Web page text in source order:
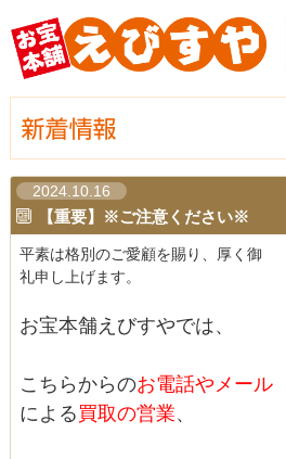
2024.10.16
【重要】※ご注意ください※
平素は格別のご愛顧を賜り、厚く御
礼申し上げます。
お宝本舗えびすやでは、
こちらからのお電話やメール
による買取の営業、